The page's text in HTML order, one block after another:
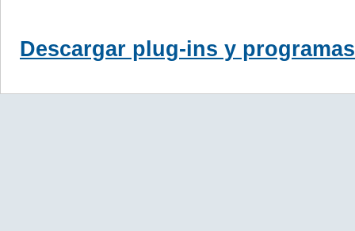
Descargar plug-ins y